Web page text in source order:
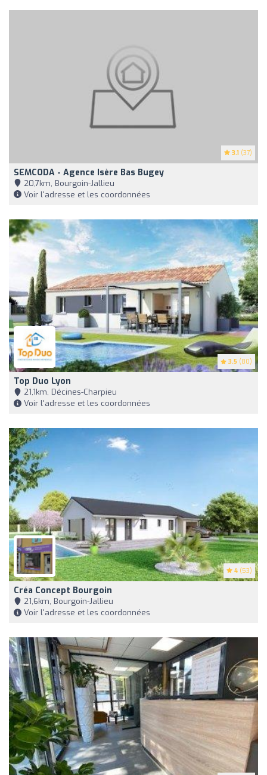
3.1 (37)
SEMCODA - Agence Isère Bas Bugey
20,7km, Bourgoin-Jallieu
Voir l'adresse et les coordonnées
3.5 (80)
Top Duo Lyon
21,1km, Décines-Charpieu
Voir l'adresse et les coordonnées
4 (53)
Créa Concept Bourgoin
21,6km, Bourgoin-Jallieu
Voir l'adresse et les coordonnées